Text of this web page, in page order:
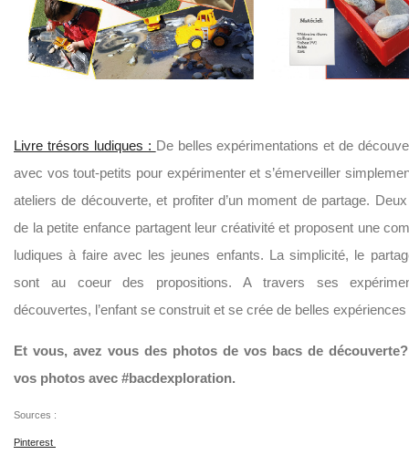
Livre trésors ludiques : De belles expérimentations et de
avec vos tout-petits pour expérimenter et s’émerveiller
ateliers de découverte, et profiter d’un moment de partage.
de la petite enfance partagent leur créativité et proposent une
ludiques à faire avec les jeunes enfants. La simplicité, le
sont au coeur des propositions. A travers ses
découvertes, l’enfant se construit et se crée de belles
Et vous, avez vous des photos de vos bacs de
vos photos avec #bacdexploration.
Sources :
Pinterest